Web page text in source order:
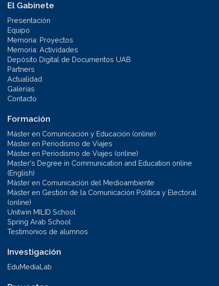
El Gabinete
Presentación
Equipo
Memoria: Proyectos
Memoria: Actividades
Depósito Digital de Documentos UAB
Partners
Actualidad
Galerías
Contacto
Formación
Máster en Comunicación y Educación (online)
Máster en Periodismo de Viajes
Máster en Periodismo de Viajes (online)
Master's Degree in Communication and Education online
(English)
Máster en Comunicación del Medioambiente
Máster en Gestión de la Comunicación Política y Electoral
(online)
Unitwin MILID School
Spring Arab School
Testimonios de alumnos
Investigación
EduMediaLab